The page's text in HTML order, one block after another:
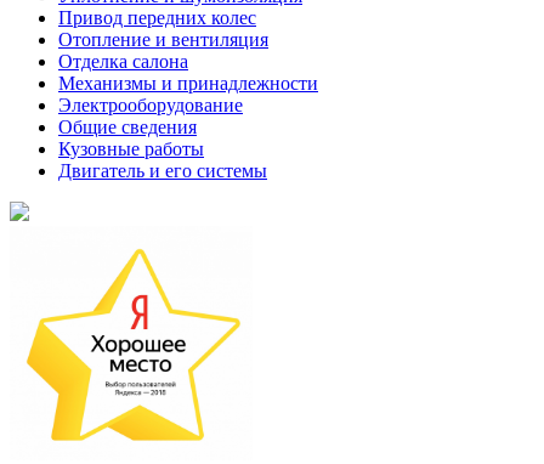
Привод передних колес
Отопление и вентиляция
Отделка салона
Механизмы и принадлежности
Электрооборудование
Общие сведения
Кузовные работы
Двигатель и его системы